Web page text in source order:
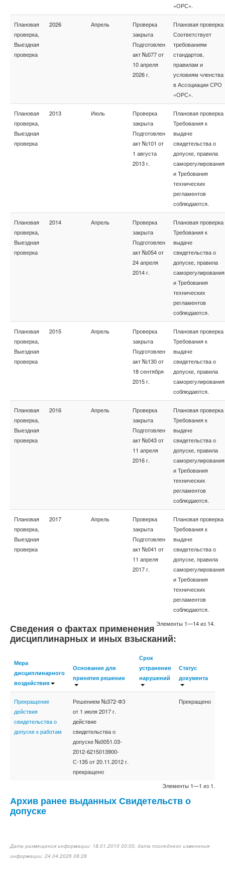
«ОРС».
Плановая
проверка,
Выездная
проверка
2026 Апрель
Проверка
закрыта
Подготовлен
акт №077 от
10 апреля
2026 г.
Плановая проверка
Соответствует
требованиям
стандартов,
правилам и
условиям членства
в Ассоциации СРО
«ОРС».
Плановая
проверка,
Выездная
проверка
2013 Июль
Проверка
закрыта
Подготовлен
акт №101 от
1 августа
2013 г.
Плановая проверка
Требования к
выдаче
свидетельства о
допуске, правила
саморегулирования
и Требования
технических
регламентов
соблюдаются.
Плановая
проверка,
Выездная
проверка
2014 Апрель
Проверка
закрыта
Подготовлен
акт №054 от
24 апреля
2014 г.
Плановая проверка
Требования к
выдаче
свидетельства о
допуске, правила
саморегулирования
и Требования
технических
регламентов
соблюдаются.
Плановая
проверка,
Выездная
проверка
2015 Апрель
Проверка
закрыта
Подготовлен
акт №130 от
18 сентября
2015 г.
Плановая проверка
Требования к
выдаче
свидетельства о
допуске, правила
саморегулирования
соблюдаются.
Плановая
проверка,
Выездная
проверка
2016 Апрель
Проверка
закрыта
Подготовлен
акт №043 от
11 апреля
2016 г.
Плановая проверка
Требования к
выдаче
свидетельства о
допуске, правила
саморегулирования
и Требования
технических
регламентов
соблюдаются.
Плановая
проверка,
Выездная
проверка
2017 Апрель
Проверка
закрыта
Подготовлен
акт №041 от
11 апреля
2017 г.
Плановая проверка
Требования к
выдаче
свидетельства о
допуске, правила
саморегулирования
и Требования
технических
регламентов
соблюдаются.
Элементы 1—14 из 14.
Сведения о фактах применения
дисциплинарных и иных взысканий:
Мера
дисциплинарного
воздействия
Основание для
принятия решения
Срок
устранения
нарушений
Статус
документа
Прекращение
действия
свидетельства о
допуске к работам
Решением №372-ФЗ
от 1 июля 2017 г.
действие
свидетельства о
допуске №0051.03-
2012-6215013900-
С-135 от 20.11.2012 г.
прекращено
Прекращено
Элементы 1—1 из 1.
Архив ранее выданных Свидетельств о
допуске
Дата размещения информации: 18.01.2010 00:00, дата последнего изменения
информации: 24.04.2026 08:28